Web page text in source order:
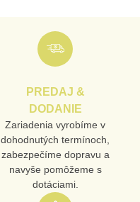
PREDAJ &
DODANIE
Zariadenia vyrobíme v
dohodnutých termínoch,
zabezpečíme dopravu a
navyše pomôžeme s
dotáciami.